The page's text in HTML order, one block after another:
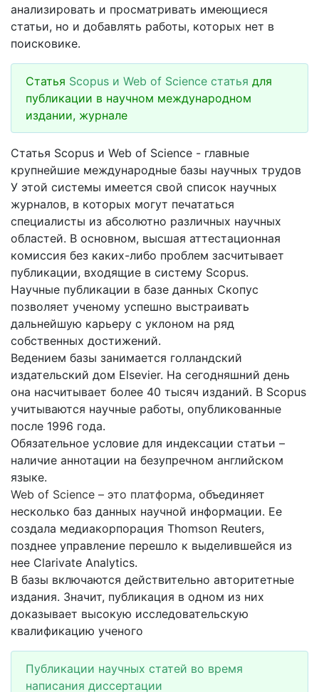
анализировать и просматривать имеющиеся
статьи, но и добавлять работы, которых нет в
поисковике.
Статья Scopus и Web of Science статья для
публикации в научном международном
издании, журнале
Статья Scopus и Web of Science - главные
крупнейшие международные базы научных трудов
У этой системы имеется свой список научных
журналов, в которых могут печататься
специалисты из абсолютно различных научных
областей. В основном, высшая аттестационная
комиссия без каких-либо проблем засчитывает
публикации, входящие в систему Scopus.
Научные публикации в базе данных Скопус
позволяет ученому успешно выстраивать
дальнейшую карьеру с уклоном на ряд
собственных достижений.
Ведением базы занимается голландский
издательский дом Elsevier. На сегодняшний день
она насчитывает более 40 тысяч изданий. В Scopus
учитываются научные работы, опубликованные
после 1996 года.
Обязательное условие для индексации статьи –
наличие аннотации на безупречном английском
языке.
Web of Science – это платформа, объединяет
несколько баз данных научной информации. Ее
создала медиакорпорация Thomson Reuters,
позднее управление перешло к выделившейся из
нее Clarivate Analytics.
В базы включаются действительно авторитетные
издания. Значит, публикация в одном из них
доказывает высокую исследовательскую
квалификацию ученого
Публикации научных статей во время
написания диссертации